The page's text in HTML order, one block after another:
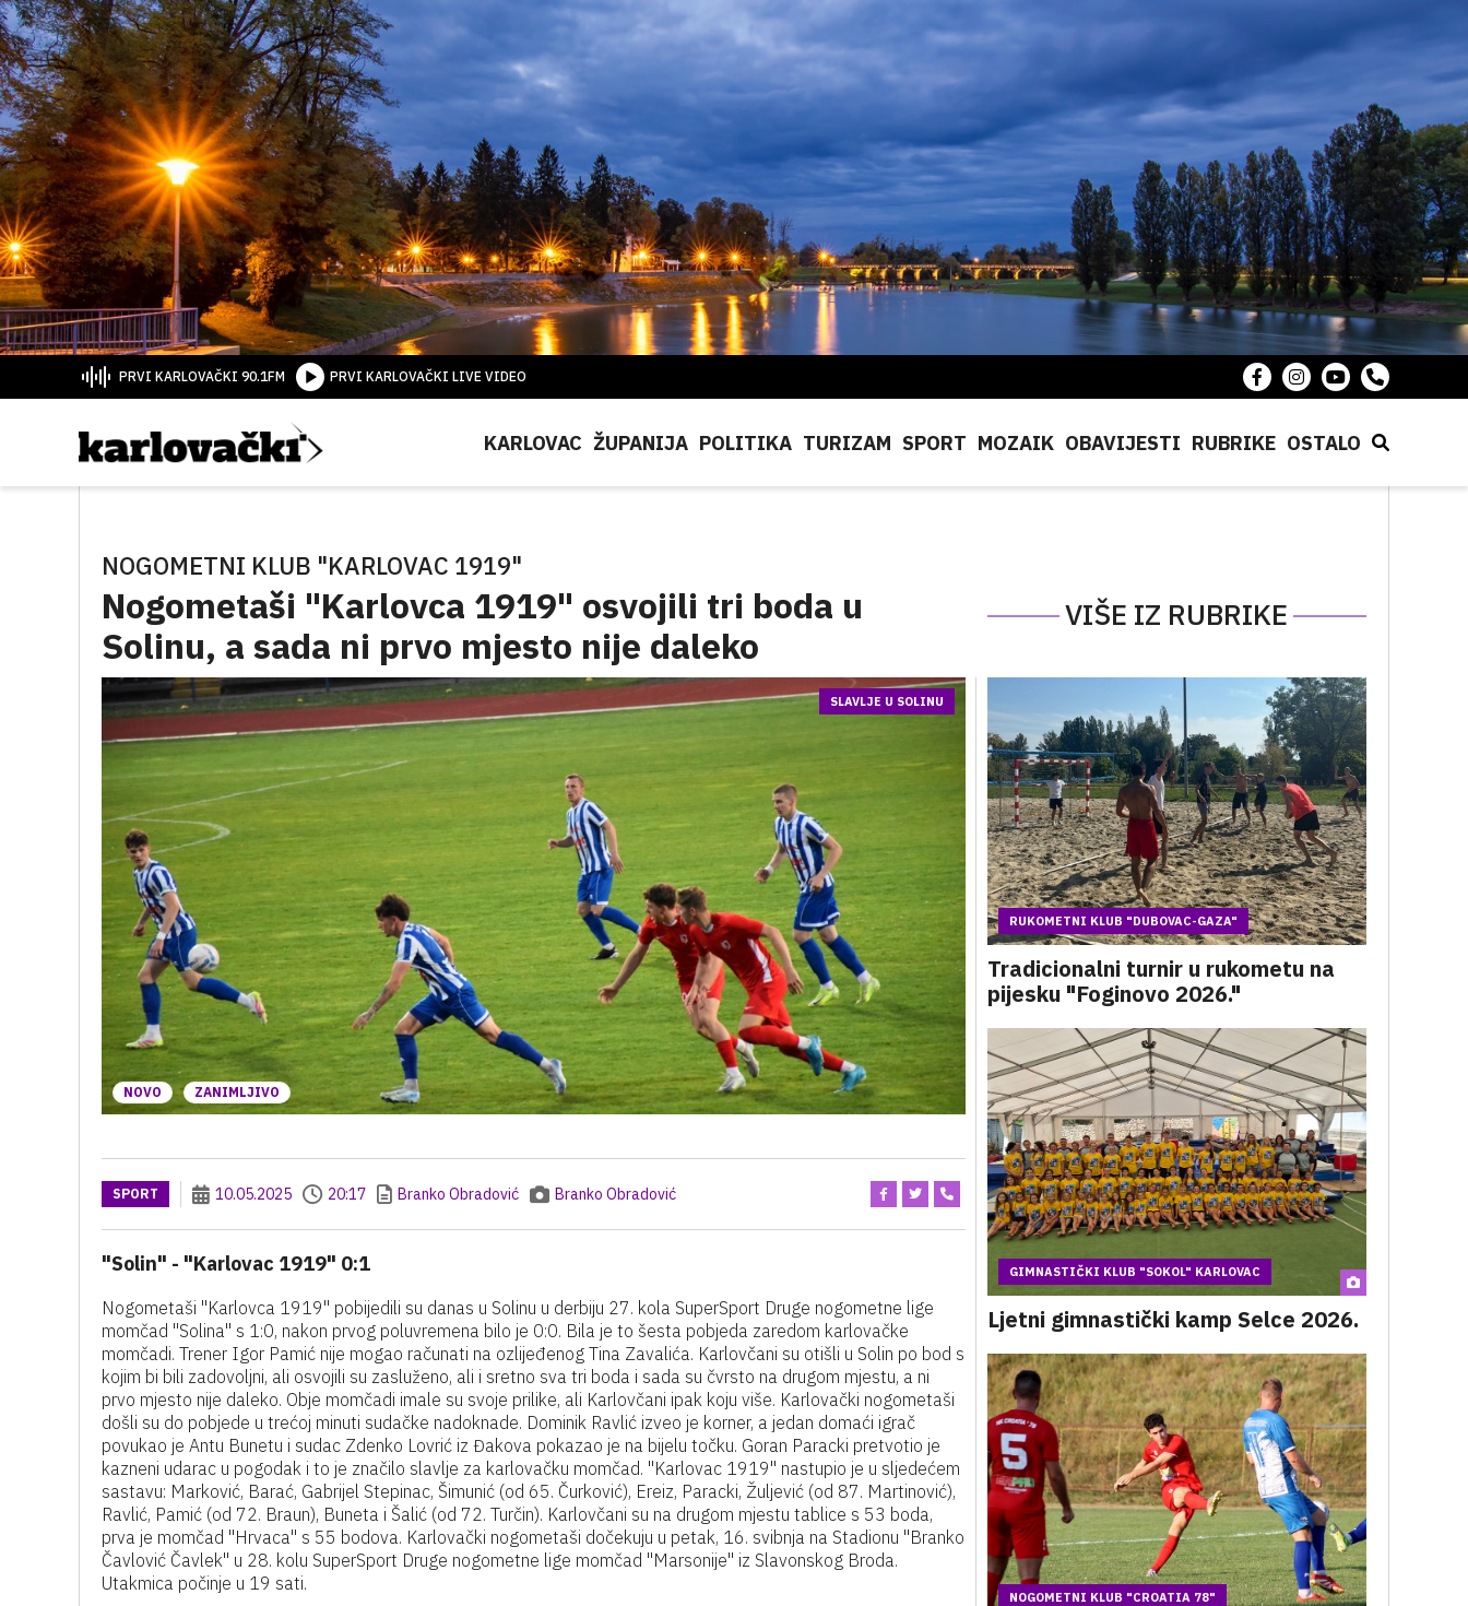
PRVI KARLOVAČKI 90.1FM PRVI KARLOVAČKI LIVE VIDEO
KARLOVAC ŽUPANIJA POLITIKA TURIZAM SPORT MOZAIK OBAVIJESTI RUBRIKE OSTALO
NOGOMETNI KLUB "KARLOVAC 1919"
Nogometaši "Karlovca 1919" osvojili tri boda u
Solinu, a sada ni prvo mjesto nije daleko
VIŠE IZ RUBRIKE
NOVO ZANIMLJIVO
SLAVLJE U SOLINU
SPORT 10.05.2025 20:17 Branko Obradović Branko Obradović
"Solin" - "Karlovac 1919" 0:1
Nogometaši "Karlovca 1919" pobijedili su danas u Solinu u derbiju 27. kola SuperSport Druge nogometne lige
momčad "Solina" s 1:0, nakon prvog poluvremena bilo je 0:0. Bila je to šesta pobjeda zaredom karlovačke
momčadi. Trener Igor Pamić nije mogao računati na ozlijeđenog Tina Zavalića. Karlovčani su otišli u Solin po bod s
kojim bi bili zadovoljni, ali osvojili su zasluženo, ali i sretno sva tri boda i sada su čvrsto na drugom mjestu, a ni
prvo mjesto nije daleko. Obje momčadi imale su svoje prilike, ali Karlovčani ipak koju više. Karlovački nogometaši
došli su do pobjede u trećoj minuti sudačke nadoknade. Dominik Ravlić izveo je korner, a jedan domaći igrač
povukao je Antu Bunetu i sudac Zdenko Lovrić iz Đakova pokazao je na bijelu točku. Goran Paracki pretvotio je
kazneni udarac u pogodak i to je značilo slavlje za karlovačku momčad. "Karlovac 1919" nastupio je u sljedećem
sastavu: Marković, Barać, Gabrijel Stepinac, Šimunić (od 65. Čurković), Ereiz, Paracki, Žuljević (od 87. Martinović),
Ravlić, Pamić (od 72. Braun), Buneta i Šalić (od 72. Turčin). Karlovčani su na drugom mjestu tablice s 53 boda,
prva je momčad "Hrvaca" s 55 bodova. Karlovački nogometaši dočekuju u petak, 16. svibnja na Stadionu "Branko
Čavlović Čavlek" u 28. kolu SuperSport Druge nogometne lige momčad "Marsonije" iz Slavonskog Broda.
Utakmica počinje u 19 sati.
RUKOMETNI KLUB "DUBOVAC-GAZA"
Tradicionalni turnir u rukometu na
pijesku "Foginovo 2026."
GIMNASTIČKI KLUB "SOKOL" KARLOVAC
Ljetni gimnastički kamp Selce 2026.
NOGOMETNI KLUB "CROATIA 78"